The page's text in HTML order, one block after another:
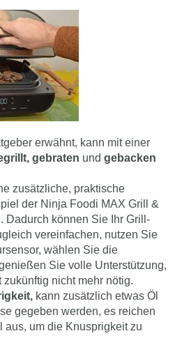
erwähnt, kann mit einer
gebraten und gebacken
zusätzliche, praktische
der Ninja Foodi MAX Grill &
Dadurch können Sie Ihr Grill-
vereinfachen, nutzen Sie
wählen Sie die
Sie volle Unterstützung,
nicht mehr nötig.
kann zusätzlich etwas Öl
gegeben werden, es reichen
um die Knusprigkeit zu